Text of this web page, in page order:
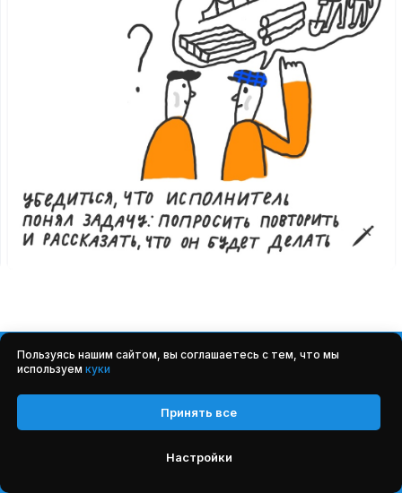
Заключение
Очевидно, что в ближайшие годы
Пользуясь нашим сайтом, вы соглашаетесь с тем, что мы
используем куки
Принять все
Настройки